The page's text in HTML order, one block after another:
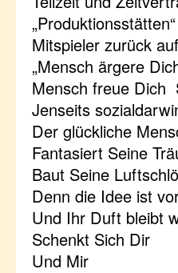
Mitspieler zurück
„Mensch ärgere
Mensch freue Dich
Jenseits
Der glückliche
Fantasiert Seine
Baut Seine
Denn die Idee ist
Und Ihr Duft bleibt
Schenkt Sich Dir
Und Mir